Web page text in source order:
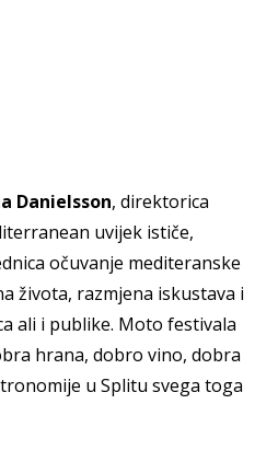
Danielsson, direktorica
uvijek ističe,
očuvanje mediteranske
života, razmjena iskustava i
ali i publike. Moto festivala
hrana, dobro vino, dobra
u Splitu svega toga